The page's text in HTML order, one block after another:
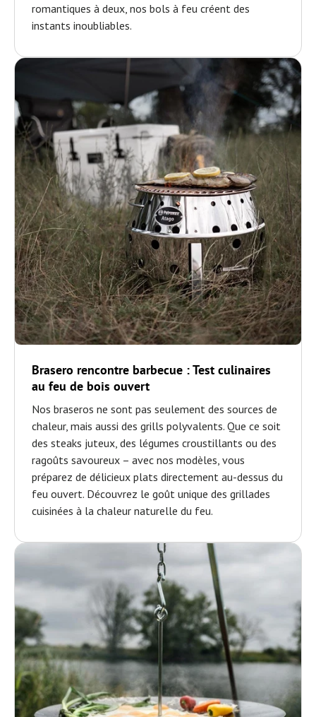
romantiques à deux, nos bols à feu créent des
instants inoubliables.
Brasero rencontre barbecue : Test culinaires
au feu de bois ouvert
Nos braseros ne sont pas seulement des sources de
chaleur, mais aussi des grills polyvalents. Que ce soit
des steaks juteux, des légumes croustillants ou des
ragoûts savoureux – avec nos modèles, vous
préparez de délicieux plats directement au-dessus du
feu ouvert. Découvrez le goût unique des grillades
cuisinées à la chaleur naturelle du feu.